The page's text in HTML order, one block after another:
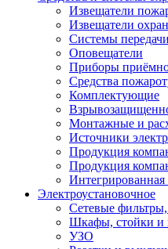
Извещатели
Извещатели
Системы
Оповещатели
Приборы
Средства
Комплектующие
Монтажные и
Источники
Продукция
Продукция
Электроустановочное
Сетевые
Шкафы, стойки
УЗО